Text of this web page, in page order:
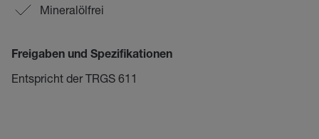
Mineralölfrei
Freigaben und Spezifikationen
Entspricht der TRGS 611